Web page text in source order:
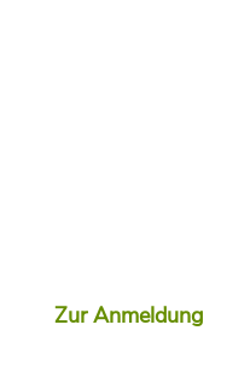
Zur Anmeldung